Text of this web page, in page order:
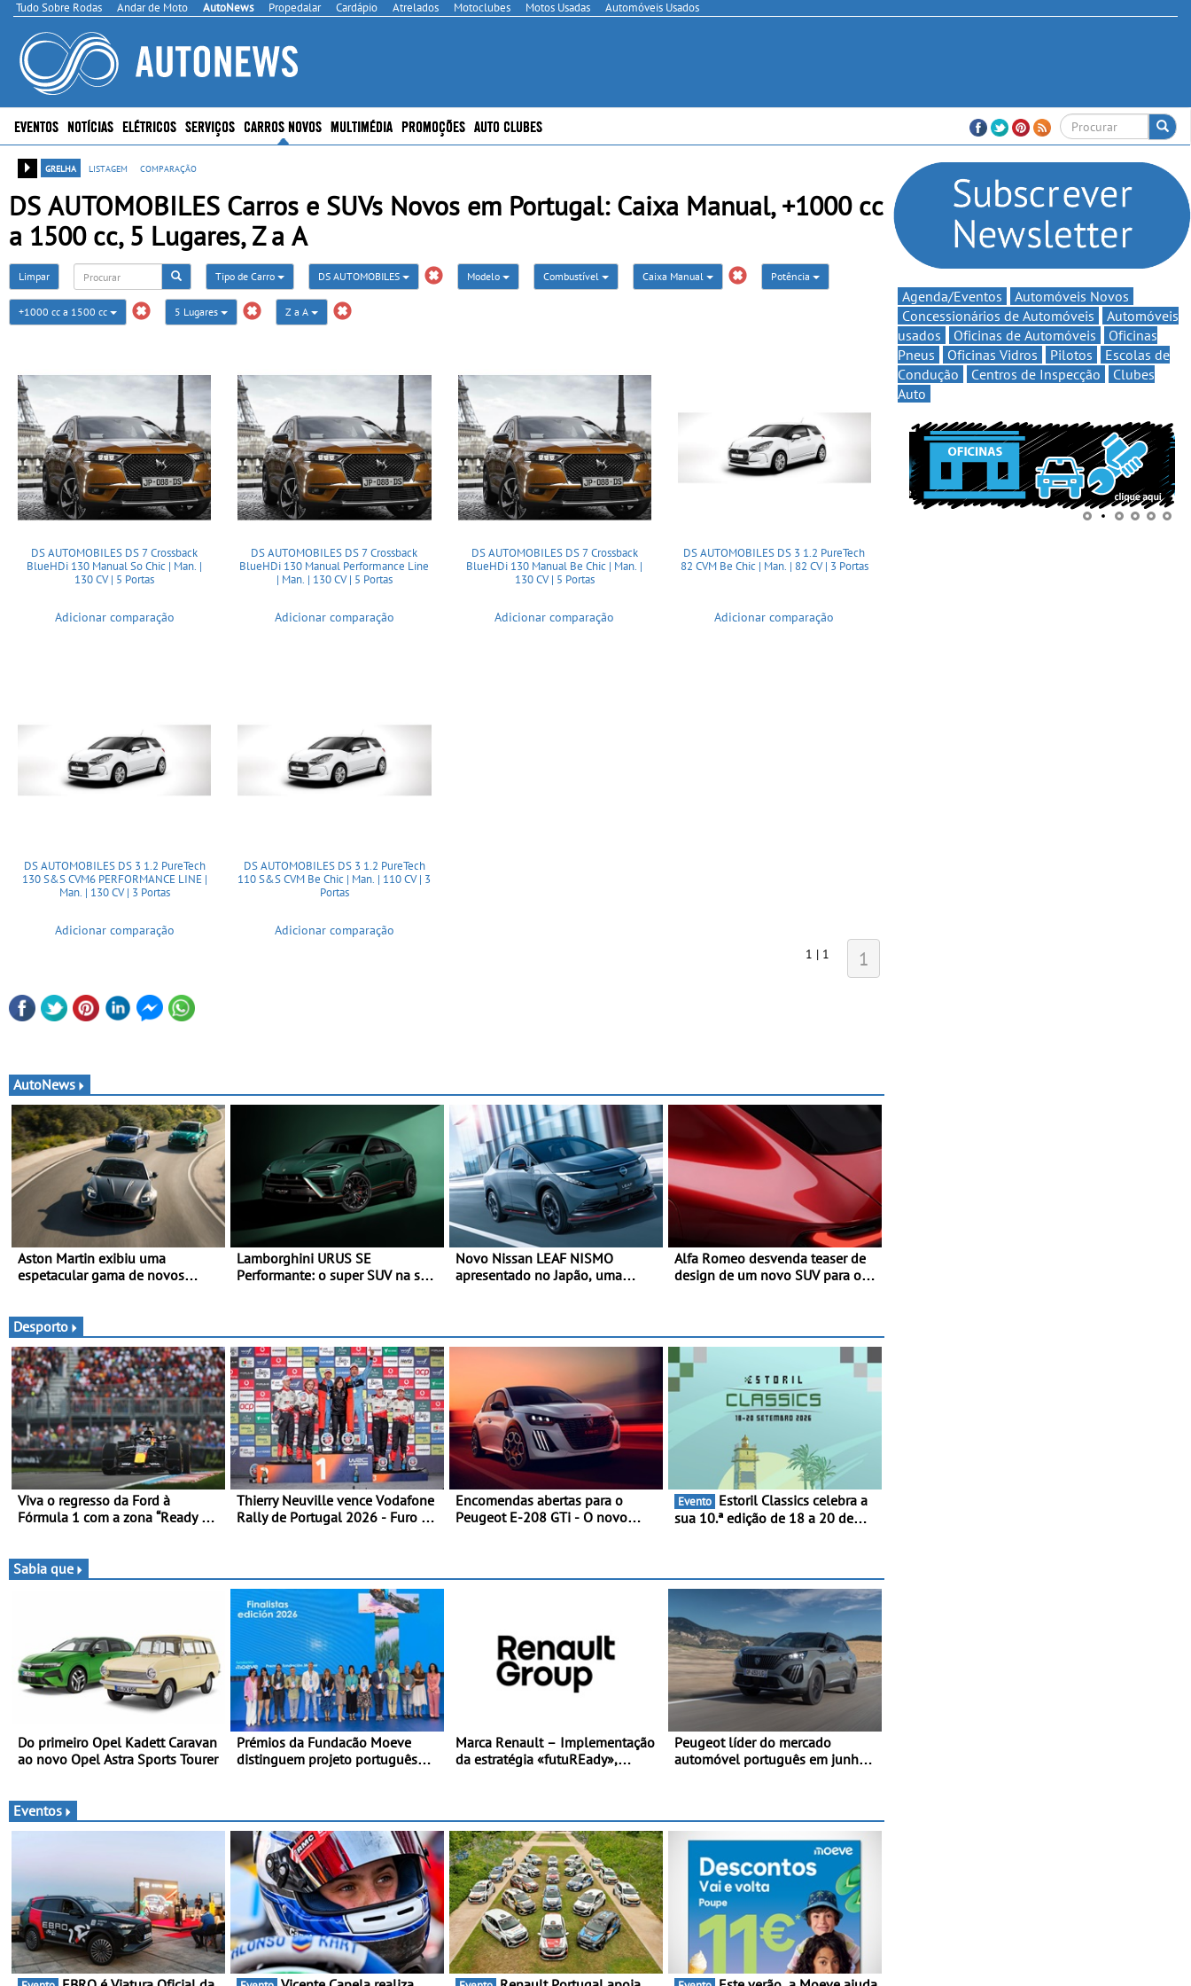
Tudo Sobre Rodas Andar de Moto AutoNews Propedalar Cardápio Atrelados Motoclubes Motos Usadas Automóveis Usados
EVENTOS NOTÍCIAS ELÉTRICOS SERVIÇOS CARROS NOVOS MULTIMÉDIA PROMOÇÕES AUTO CLUBES
grelha listagem comparação
DS AUTOMOBILES Carros e SUVs Novos em Portugal: Caixa Manual, +1000 cc
a 1500 cc, 5 Lugares, Z a A
Limpar Tipo de Carro DS AUTOMOBILES Modelo Combustível Caixa Manual Potência
+1000 cc a 1500 cc 5 Lugares Z a A
DS AUTOMOBILES DS 7 Crossback
BlueHDi 130 Manual So Chic | Man. |
130 CV | 5 Portas
Adicionar comparação
DS AUTOMOBILES DS 7 Crossback
BlueHDi 130 Manual Performance Line
| Man. | 130 CV | 5 Portas
Adicionar comparação
DS AUTOMOBILES DS 7 Crossback
BlueHDi 130 Manual Be Chic | Man. |
130 CV | 5 Portas
Adicionar comparação
DS AUTOMOBILES DS 3 1.2 PureTech
82 CVM Be Chic | Man. | 82 CV | 3 Portas
Adicionar comparação
DS AUTOMOBILES DS 3 1.2 PureTech
130 S&S CVM6 PERFORMANCE LINE |
Man. | 130 CV | 3 Portas
Adicionar comparação
DS AUTOMOBILES DS 3 1.2 PureTech
110 S&S CVM Be Chic | Man. | 110 CV | 3
Portas
Adicionar comparação
1 | 1
1
AutoNews
Aston Martin exibiu uma
espetacular gama de novos
Lamborghini URUS SE
Performante: o super SUV na sua
Novo Nissan LEAF NISMO
apresentado no Japão, uma
geração do modelo elétrico da
Alfa Romeo desvenda teaser de
design de um novo SUV para o
Desporto
Viva o regresso da Ford à
Fórmula 1 com a zona “Ready Set
um preço especial exclusivo de
400 €, para os três dias de
Thierry Neuville vence Vodafone
Rally de Portugal 2026 - Furo na
Encomendas abertas para o
Peugeot E-208 GTi - O novo
Evento
sua 10.ª edição de 18 a 20 de
Sabia que
Do primeiro Opel Kadett Caravan
ao novo Opel Astra Sports Tourer
Prémios da Fundacão Moeve
distinguem projeto português
Marca Renault – Implementação
da estratégia «futuREady»,
Peugeot líder do mercado
automóvel português em junho e
Eventos
Agenda/Eventos
Automóveis Novos
Concessionários de Automóveis
Automóveis
usados
Oficinas de Automóveis
Oficinas
Pneus
Oficinas Vidros Pilotos
Escolas de
Condução
Centros de Inspecção
Clubes
Auto